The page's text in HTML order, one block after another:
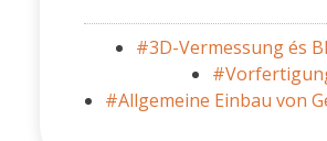
#3D-Vermessung és
#Allgemeine Einbau von